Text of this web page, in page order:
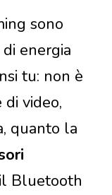
sono
energia
tu: non è
video,
quanto la
Bluetooth